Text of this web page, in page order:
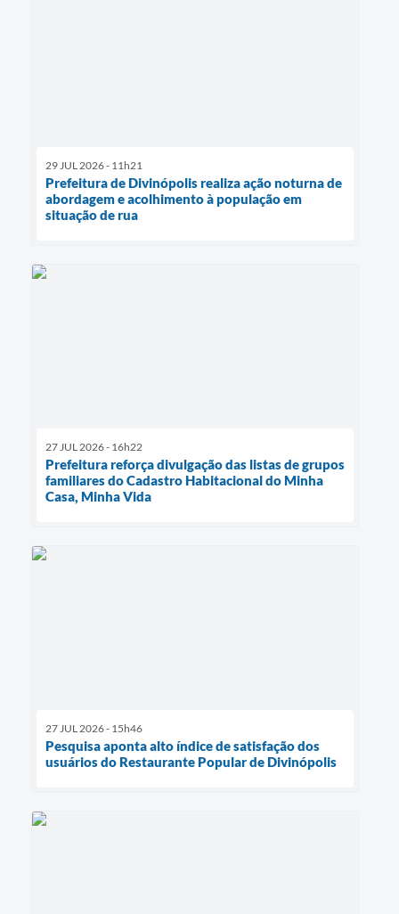
29 JUL 2026 - 11h21
Prefeitura de Divinópolis realiza ação noturna de
abordagem e acolhimento à população em
situação de rua
27 JUL 2026 - 16h22
Prefeitura reforça divulgação das listas de grupos
familiares do Cadastro Habitacional do Minha
Casa, Minha Vida
27 JUL 2026 - 15h46
Pesquisa aponta alto índice de satisfação dos
usuários do Restaurante Popular de Divinópolis